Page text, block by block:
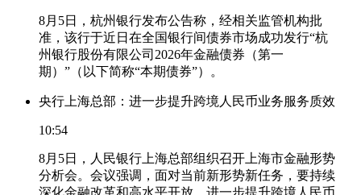
8月5日，杭州银行发布公告称，经相关监管机构批
准，该行于近日在全国银行间债券市场成功发行“杭
州银行股份有限公司2026年金融债券（第一
期）”（以下简称“本期债券”）。
央行上海总部：进一步提升跨境人民币业务服务质效
10:54
8月5日，人民银行上海总部组织召开上海市金融形势
分析会。会议强调，面对当前新形势新任务，要持续
深化金融改革和高水平开放。进一步提升跨境人民币